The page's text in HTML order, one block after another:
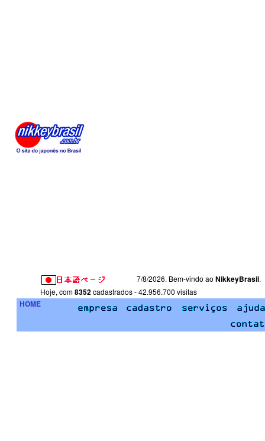
7/8/2026. Bem-vindo ao NikkeyBrasil.
Hoje, com8352cadastrados - 42.956.700 visitas
HOME